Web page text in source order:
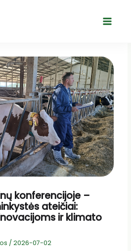
Main
konferencijoje –
ateičiai:
ir klimato
/ 2026-07-02